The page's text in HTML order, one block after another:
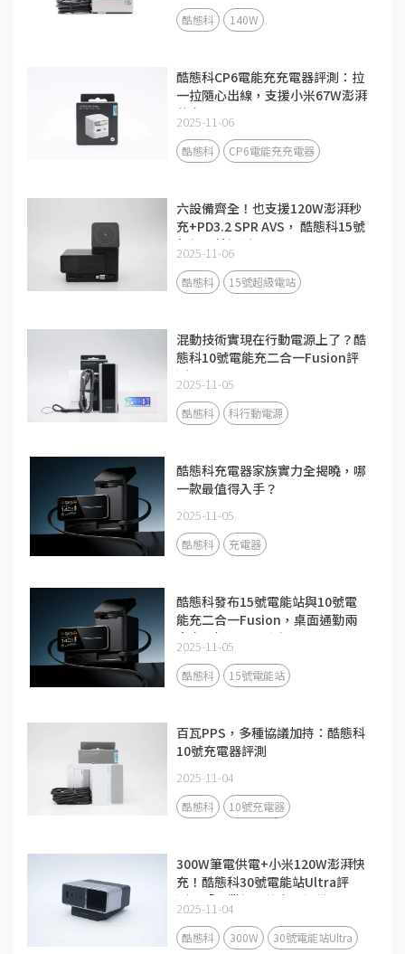
酷態科 140W
酷態科CP6電能充充電器評測：拉
一拉隨心出線，支援小米67W澎湃
秒充！
2025-11-06
酷態科 CP6電能充充電器
六設備齊全！也支援120W澎湃秒
充+PD3.2 SPR AVS， 酷態科15號
超級電站評測
2025-11-06
酷態科 15號超級電站
混動技術實現在行動電源上了？酷
態科10號電能充二合一Fusion評
測
2025-11-05
酷態科 科行動電源
酷態科充電器家族實力全揭曉，哪
一款最值得入手？
2025-11-05
酷態科 充電器
酷態科發布15號電能站與10號電
能充二合一Fusion，桌面通勤兩
大充電場景全面升級
2025-11-05
酷態科 15號電能站
百瓦PPS，多種協議加持：酷態科
10號充電器評測
2025-11-04
酷態科 10號充電器
300W筆電供電+小米120W澎湃快
充！酷態科30號電能站Ultra評
測：「畢業級」的充電設備
2025-11-04
酷態科 300W 30號電能站Ultra